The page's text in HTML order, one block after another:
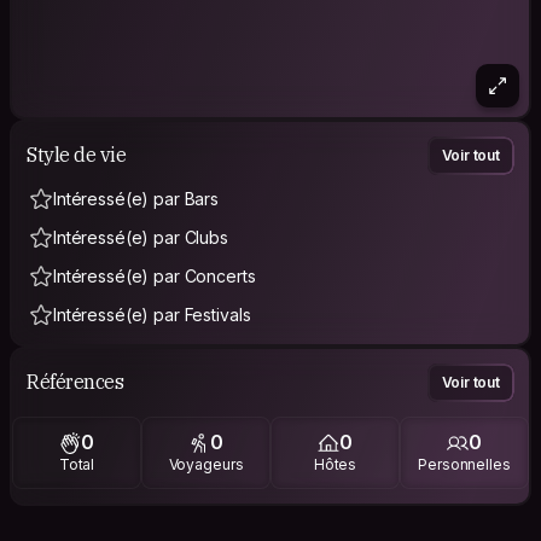
Style de vie Voir tout
Intéressé(e) par Bars
Intéressé(e) par Clubs
Intéressé(e) par Concerts
Intéressé(e) par Festivals
Références Voir tout
0
Total
0
Voyageurs
0
Hôtes
0
Personnelles